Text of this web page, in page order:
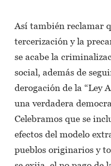
Así también reclamar
tercerización y la
se acabe la
social, además de
derogación de la “Ley
una verdadera
Celebramos que se
efectos del modelo
pueblos originarios y